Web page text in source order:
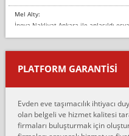
Mel Alty:
İnova Nakliyat Ankara ile anlaşıldı
Salon duvarına bir baktım birisi
yapıştırm...
Murat:
çalıştıklarını, müş...
Ahmet:
PLATFORM GARANTİSİ
Evden eve taşımacılık ihtiyacı
olan belgeli ve hizmet kalitesi
firmaları buluşturmak için